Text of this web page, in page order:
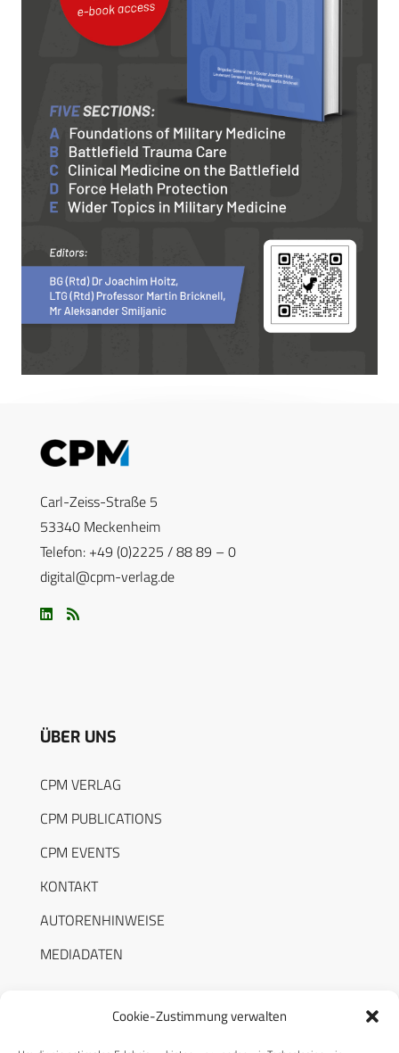
Cookie-Zustimmung verwalten
Carl-Zeiss-Straße 5
53340 Meckenheim
Telefon: +49 (0)2225 / 88 89 – 0
digital@cpm-verlag.de
ÜBER UNS
CPM VERLAG
CPM PUBLICATIONS
CPM EVENTS
KONTAKT
AUTORENHINWEISE
MEDIADATEN